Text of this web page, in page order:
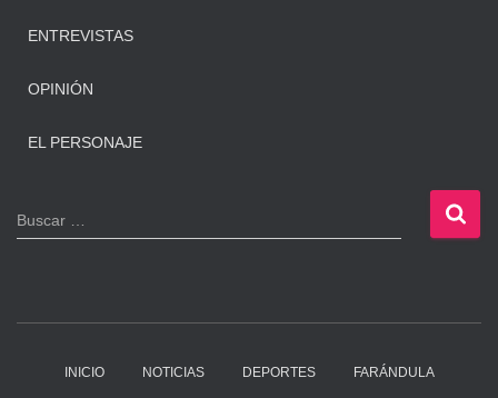
ENTREVISTAS
OPINIÓN
EL PERSONAJE
B
u
Buscar …
INICIO NOTICIAS DEPORTES FARÁNDULA